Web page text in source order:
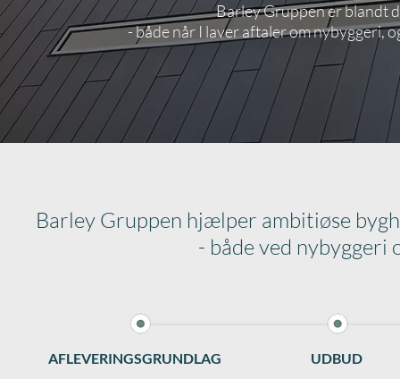
Barley Gruppen er blandt
- både når I laver aftaler om nybyggeri,
Barley Gruppen hjælper ambitiøse
​- både ved nybyggeri
AFLEVERINGSGRUNDLAG UDBUD